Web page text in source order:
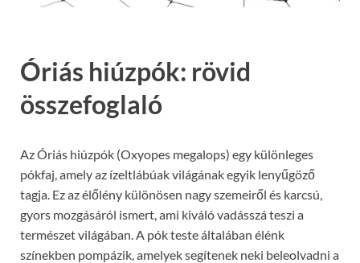
Óriás hiúzpók: rövid
összefoglaló
Az Óriás hiúzpók (Oxyopes megalops) egy különleges
pókfaj, amely az ízeltlábúak világának egyik lenyűgöző
tagja. Ez az élőlény különösen nagy szemeiről és karcsú,
gyors mozgásáról ismert, ami kiváló vadásszá teszi a
természet világában. A pók teste általában élénk
színekben pompázik, amelyek segítenek neki beleolvadni a